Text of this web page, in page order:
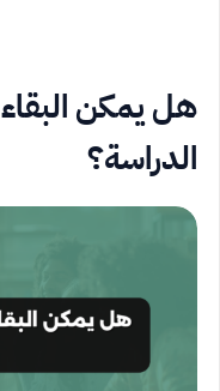
هل يمكن
الدراسة؟